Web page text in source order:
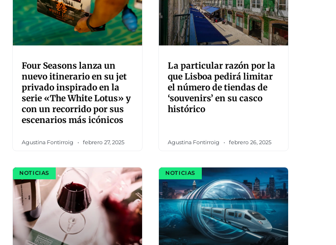
Four Seasons lanza un
nuevo itinerario en su jet
privado inspirado en la
serie «The White Lotus» y
con un recorrido por sus
escenarios más icónicos
Agustina Fontirroig febrero 27, 2025
La particular razón por la
que Lisboa pedirá limitar
el número de tiendas de
‘souvenirs’ en su casco
histórico
Agustina Fontirroig febrero 26, 2025
NOTICIAS NOTICIAS